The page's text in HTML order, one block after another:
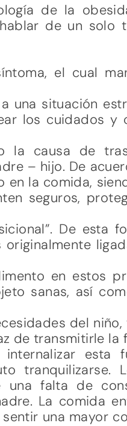
de la
de un solo
el cual
una situación
los cuidados y
la causa de
– hijo. De
en la comida,
seguros,
De esta
en estos
sanas, así
del niño,
de transmitirle la
esta
tranquilizarse.
una falta de
La comida
una mayor